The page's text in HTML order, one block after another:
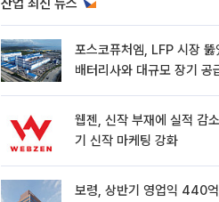
산업 최신 뉴스
포스코퓨처엠, LFP 시장
배터리사와 대규모 장기 공
웹젠, 신작 부재에 실적 감
기 신작 마케팅 강화
보령, 상반기 영업익 440